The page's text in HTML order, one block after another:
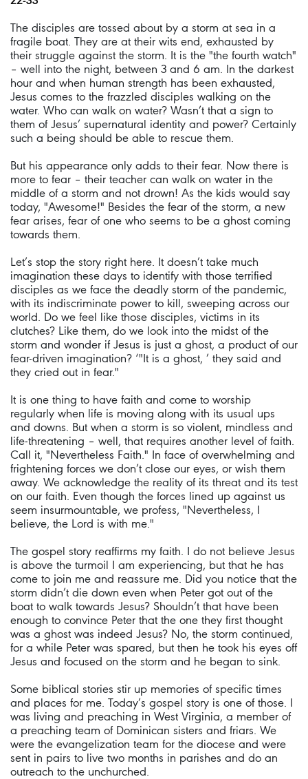
The disciples are tossed about by a storm at sea in a
fragile boat. They are at their wits end, exhausted by
their struggle against the storm. It is the "the fourth watch"
– well into the night, between 3 and 6 am. In the darkest
hour and when human strength has been exhausted,
Jesus comes to the frazzled disciples walking on the
water. Who can walk on water? Wasn’t that a sign to
them of Jesus’ supernatural identity and power? Certainly
such a being should be able to rescue them.
But his appearance only adds to their fear. Now there is
more to fear – their teacher can walk on water in the
middle of a storm and not drown! As the kids would say
today, "Awesome!" Besides the fear of the storm, a new
fear arises, fear of one who seems to be a ghost coming
towards them.
Let’s stop the story right here. It doesn’t take much
imagination these days to identify with those terrified
disciples as we face the deadly storm of the pandemic,
with its indiscriminate power to kill, sweeping across our
world. Do we feel like those disciples, victims in its
clutches? Like them, do we look into the midst of the
storm and wonder if Jesus is just a ghost, a product of our
fear-driven imagination? ‘"It is a ghost, ’ they said and
they cried out in fear."
It is one thing to have faith and come to worship
regularly when life is moving along with its usual ups
and downs. But when a storm is so violent, mindless and
life-threatening – well, that requires another level of faith.
Call it, "Nevertheless Faith." In face of overwhelming and
frightening forces we don’t close our eyes, or wish them
away. We acknowledge the reality of its threat and its test
on our faith. Even though the forces lined up against us
seem insurmountable, we profess, "Nevertheless, I
believe, the Lord is with me."
The gospel story reaffirms my faith. I do not believe Jesus
is above the turmoil I am experiencing, but that he has
come to join me and reassure me. Did you notice that the
storm didn’t die down even when Peter got out of the
boat to walk towards Jesus? Shouldn’t that have been
enough to convince Peter that the one they first thought
was a ghost was indeed Jesus? No, the storm continued,
for a while Peter was spared, but then he took his eyes off
Jesus and focused on the storm and he began to sink.
Some biblical stories stir up memories of specific times
and places for me. Today’s gospel story is one of those. I
was living and preaching in West Virginia, a member of
a preaching team of Dominican sisters and friars. We
were the evangelization team for the diocese and were
sent in pairs to live two months in parishes and do an
outreach to the unchurched.